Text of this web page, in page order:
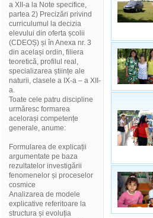
a XII-a la Note specifice,
partea 2) Precizări privind
curriculumul la decizia
elevului din oferta școlii
(CDEOȘ) și în Anexa nr. 3
din același ordin, filiera
teoretică, profilul real,
specializarea științe ale
naturii, clasele a IX-a – a XII-
a.
Toate cele patru discipline
urmăresc formarea
acelorași competențe
generale, anume:
Formularea de explicații
argumentate pe baza
rezultatelor investigării
fenomenelor și proceselor
cosmice
Analizarea de modele
explicative referitoare la
structura și evoluția